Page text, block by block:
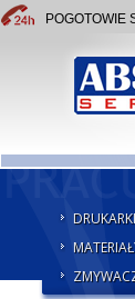
POGOTOWIE